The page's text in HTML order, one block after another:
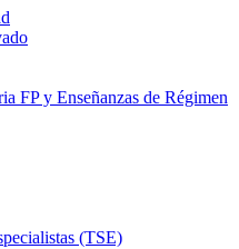
FP y Enseñanzas de Régimen
(TSE)